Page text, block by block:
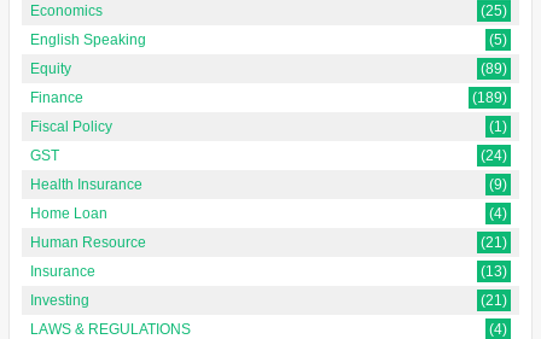
Economics
(25)
English Speaking
(5)
Equity
(89)
Finance
(189)
Fiscal Policy
(1)
GST
(24)
Health Insurance
(9)
Home Loan
(4)
Human Resource
(21)
Insurance
(13)
Investing
(21)
LAWS & REGULATIONS
(4)